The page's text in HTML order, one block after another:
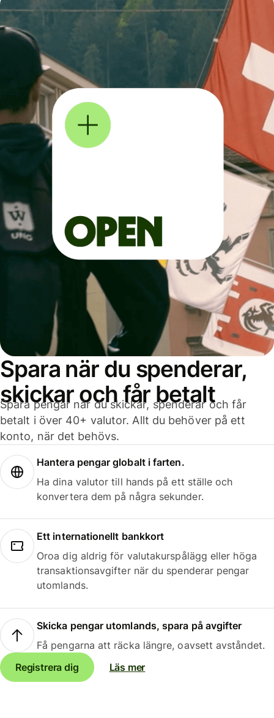
Spara när du spenderar,
skickar och får betalt
Spara pengar när du skickar, spenderar och får
betalt i över 40+ valutor. Allt du behöver på ett
konto, när det behövs.
Hantera pengar globalt i farten.
Ha dina valutor till hands på ett ställe och
konvertera dem på några sekunder.
Ett internationellt bankkort
Oroa dig aldrig för valutakurspålägg eller höga
transaktionsavgifter när du spenderar pengar
utomlands.
Skicka pengar utomlands, spara på avgifter
Få pengarna att räcka längre, oavsett avståndet.
Registrera dig
Läs mer